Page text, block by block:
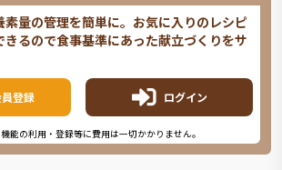
素量の管理を簡単に。お気に入りのレシピ
るので食事基準にあった献立づくりをサ
登録 ログイン
能の利用・登録等に費用は一切かかりません。